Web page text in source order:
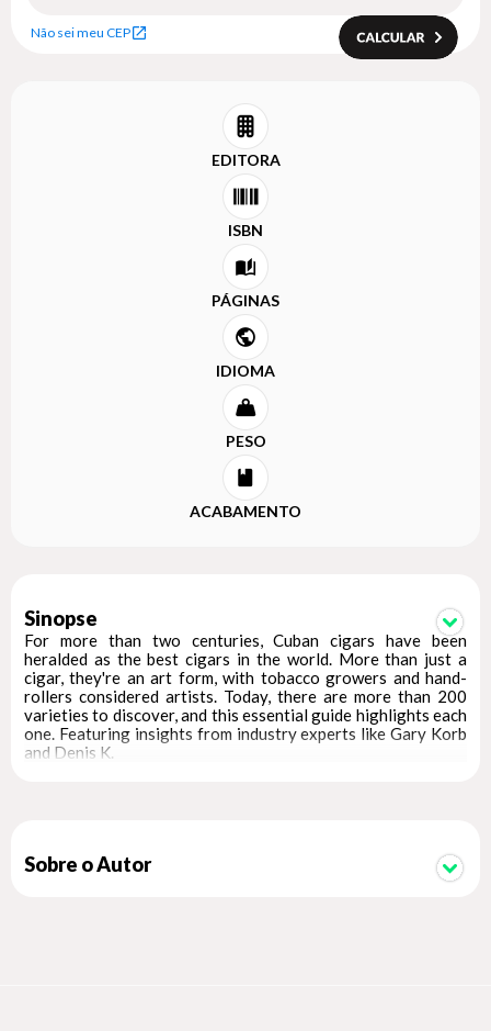
Não sei meu CEP
EDITORA
ISBN
PÁGINAS
IDIOMA
PESO
ACABAMENTO
Sinopse
For more than two centuries, Cuban cigars have been
heralded as the best cigars in the world. More than just a
cigar, they're an art form, with tobacco growers and hand-
rollers considered artists. Today, there are more than 200
varieties to discover, and this essential guide highlights each
one. Featuring insights from industry experts like Gary Korb
and Denis K.
Sobre o Autor